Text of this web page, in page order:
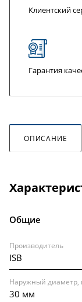
Клиентский
Гарантия
ОПИСАНИЕ
Общие
Производитель
ISB
Наружный диаметр,
30 мм